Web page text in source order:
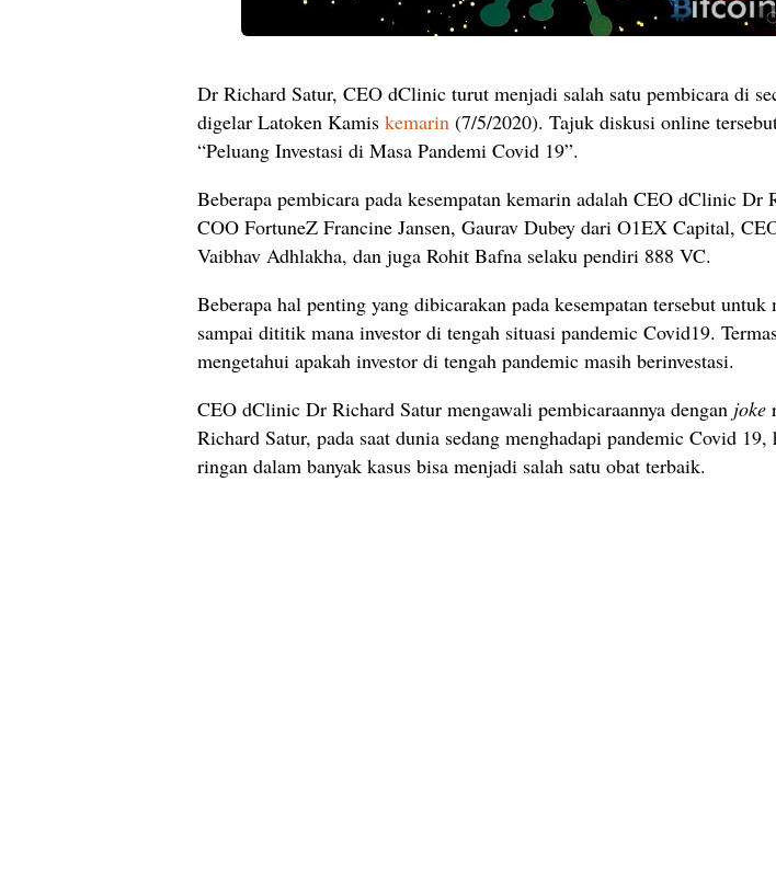
Dr Richard Satur, CEO dClinic turut menjadi salah satu pembicara di
digelar Latoken Kamis kemarin (7/5/2020). Tajuk diskusi online
“Peluang Investasi di Masa Pandemi Covid 19”.
Beberapa pembicara pada kesempatan kemarin adalah CEO dClinic Dr
COO FortuneZ Francine Jansen, Gaurav Dubey dari O1EX Capital,
Vaibhav Adhlakha, dan juga Rohit Bafna selaku pendiri 888 VC.
Beberapa hal penting yang dibicarakan pada kesempatan tersebut untuk
sampai dititik mana investor di tengah situasi pandemic Covid19.
mengetahui apakah investor di tengah pandemic masih berinvestasi.
CEO dClinic Dr Richard Satur mengawali pembicaraannya dengan joke
Richard Satur, pada saat dunia sedang menghadapi pandemic Covid
ringan dalam banyak kasus bisa menjadi salah satu obat terbaik.